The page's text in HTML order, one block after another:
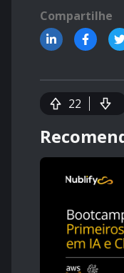
Compartilhe
22